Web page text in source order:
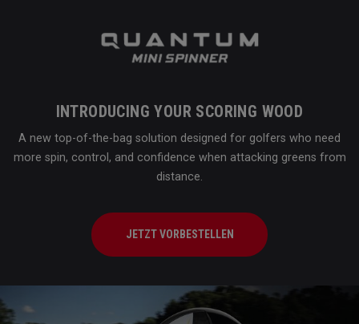
INTRODUCING YOUR SCORING WOOD
A new top-of-the-bag solution designed for golfers who need
more spin, control, and confidence when attacking greens from
distance.
JETZT VORBESTELLEN